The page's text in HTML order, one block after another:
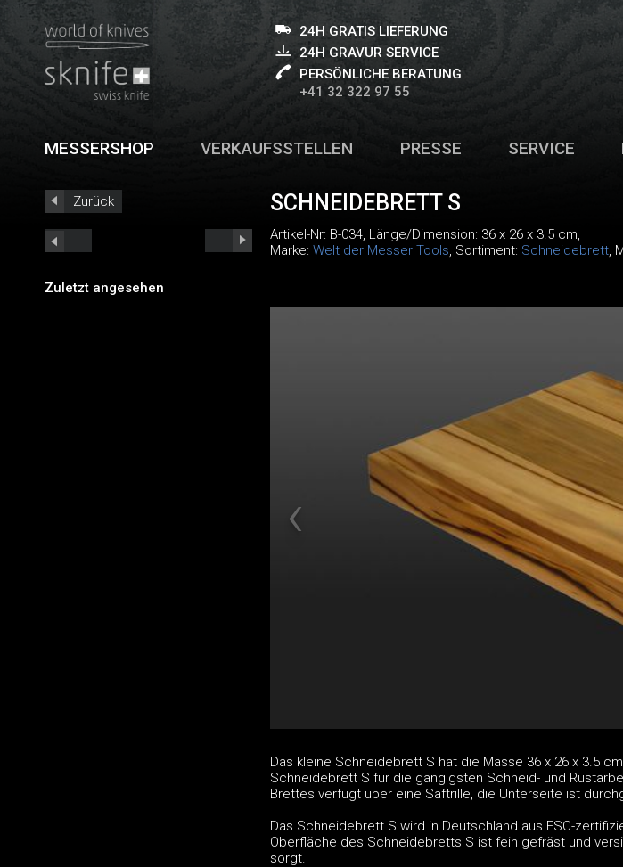
24H GRATIS LIEFERUNG
24H GRAVUR SERVICE
PERSÖNLICHE BERATUNG
+41 32 322 97 55
MESSERSHOP VERKAUFSSTELLEN PRESSE SERVICE
Zurück
Zuletzt angesehen
SCHNEIDEBRETT S
Artikel-Nr: B-034, Länge/Dimension: 36 x 26 x 3.5 cm,
Marke: Welt der Messer Tools, Sortiment: Schneidebrett,
Das kleine Schneidebrett S hat die Masse 36 x 26 x 3.5
Schneidebrett S für die gängigsten Schneid- und
Brettes verfügt über eine Saftrille, die Unterseite ist
Das Schneidebrett S wird in Deutschland aus FSC-
Oberfläche des Schneidebretts S ist fein gefräst und
sorgt.